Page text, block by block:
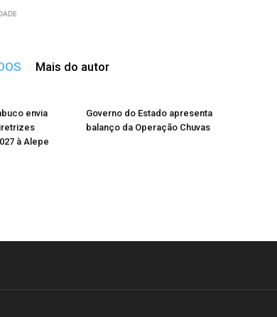
Mais do autor
envia
à Alepe
Governo do Estado apresenta
balanço da Operação Chuvas